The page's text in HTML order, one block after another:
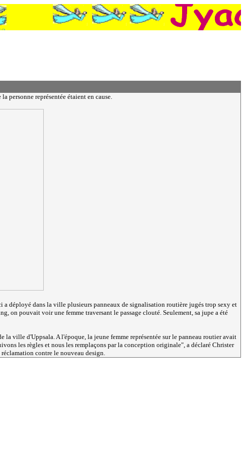
personne représentée étaient en cause.
déployé dans la ville plusieurs panneaux de signalisation routière jugés trop sexy et
on pouvait voir une femme traversant le passage clouté. Seulement, sa jupe a été
ville d'Uppsala. A l'époque, la jeune femme représentée sur le panneau routier avait
les règles et nous les remplaçons par la conception originale", a déclaré Christer
contre le nouveau design.